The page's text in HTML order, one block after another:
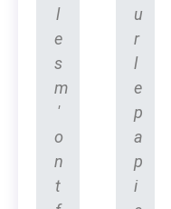
l
e
s
m
'
o
n
t
u
r
l
e
p
a
p
i